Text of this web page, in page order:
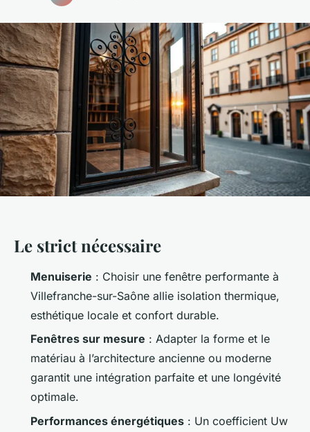
Le strict nécessaire
Menuiserie : Choisir une fenêtre performante à
Villefranche-sur-Saône allie isolation thermique,
esthétique locale et confort durable.
Fenêtres sur mesure : Adapter la forme et le
matériau à l’architecture ancienne ou moderne
garantit une intégration parfaite et une longévité
optimale.
Performances énergétiques : Un coefficient Uw